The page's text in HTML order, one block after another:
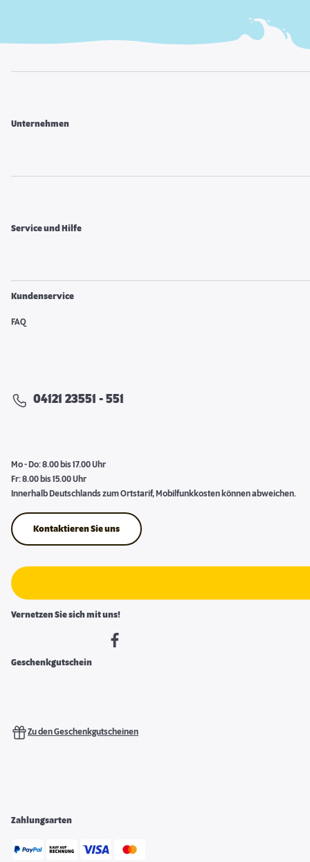
Unternehmen
Service und Hilfe
Kundenservice
FAQ
04121 23551 - 551
Mo - Do: 8.00 bis 17.00 Uhr
Fr: 8.00 bis 15.00 Uhr
Innerhalb Deutschlands zum Ortstarif, Mobilfunkkosten können abweichen.
Kontaktieren Sie uns
Vernetzen Sie sich mit uns!
Geschenkgutschein
Zu den Geschenkgutscheinen
Zahlungsarten